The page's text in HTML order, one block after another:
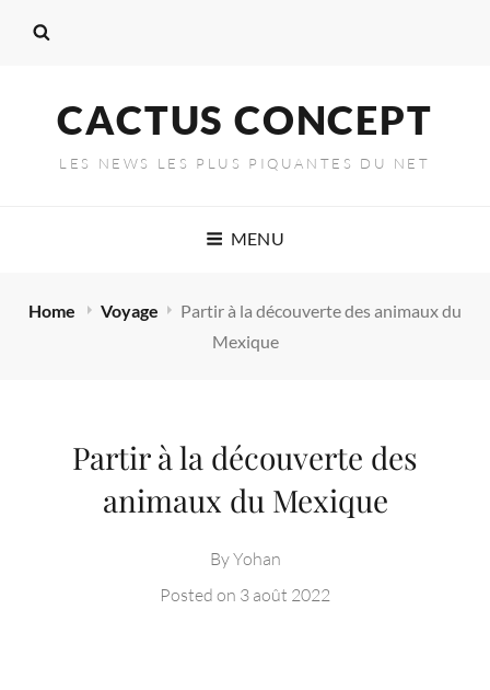
CACTUS CONCEPT
LES NEWS LES PLUS PIQUANTES DU NET
MENU
Home Voyage
Partir à la découverte des animaux du
Mexique
Partir à la découverte des
animaux du Mexique
ByYohan
Posted on 3 août 2022